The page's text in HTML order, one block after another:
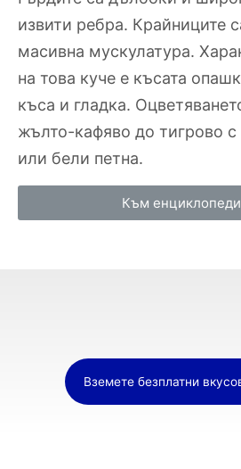
извити ребра. Крайниците
масивна мускулатура.
на това куче е късата
къса и гладка.
жълто-кафяво до тигрово
или бели петна.
Към
Вземете безплатни